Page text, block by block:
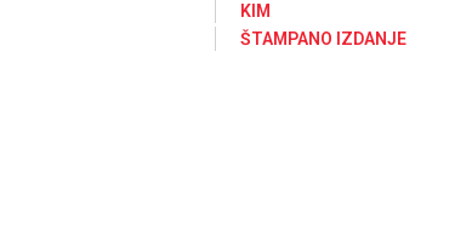
KIM
ŠTAMPANO IZDANJE